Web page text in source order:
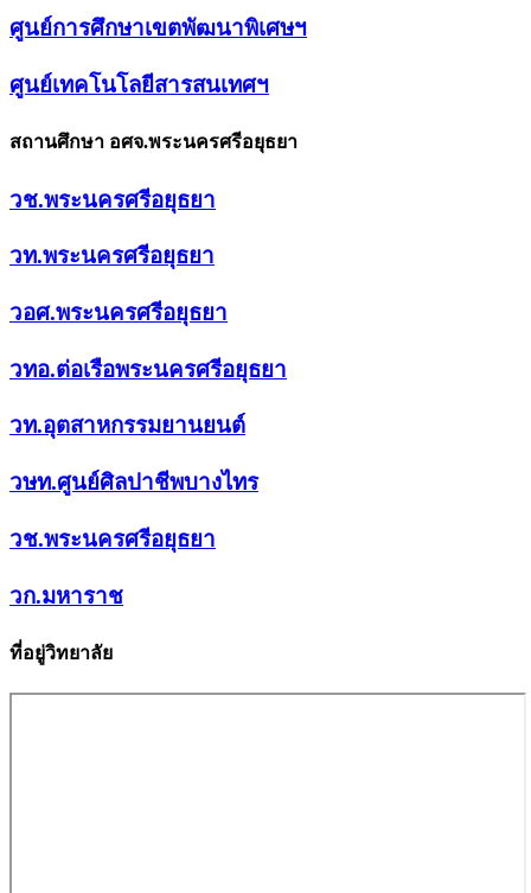
ศูนย์การศึกษาเขตพัฒนาพิเศษฯ
ศูนย์เทคโนโลยีสารสนเทศฯ
สถานศึกษา อศจ.พระนครศรีอยุธยา
วช.พระนครศรีอยุธยา
วท.พระนครศรีอยุธยา
วอศ.พระนครศรีอยุธยา
วทอ.ต่อเรือพระนครศรีอยุธยา
วท.อุตสาหกรรมยานยนต์
วษท.ศูนย์ศิลปาชีพบางไทร
วช.พระนครศรีอยุธยา
วก.มหาราช
ที่อยู่วิทยาลัย